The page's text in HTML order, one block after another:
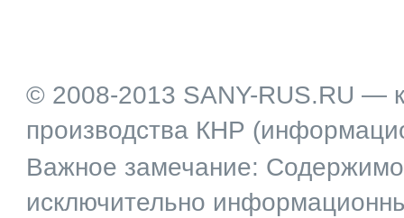
© 2008-2013 SANY-RUS.RU —
производства КНР
Важное замечание:
исключительно